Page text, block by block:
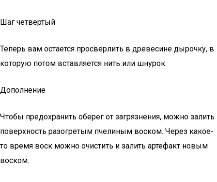
Шаг четвертый
Теперь вам остается просверлить в древесине дырочку, в
которую потом вставляется нить или шнурок.
Дополнение
Чтобы предохранить оберег от загрязнения, можно залить
поверхность разогретым пчелиным воском. Через какое-
то время воск можно очистить и залить артефакт новым
воском.